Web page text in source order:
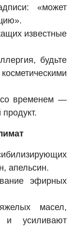
«может
известные
будьте
со временем —
апельсин.
эфирных
масел,
и усиливают